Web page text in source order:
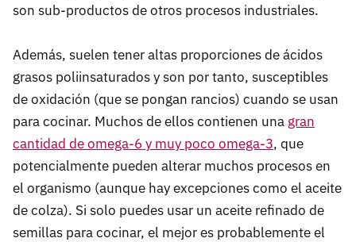
son sub-productos de otros procesos industriales.
Además, suelen tener altas proporciones de ácidos
grasos poliinsaturados y son por tanto, susceptibles
de oxidación (que se pongan rancios) cuando se usan
para cocinar. Muchos de ellos contienen una gran
cantidad de omega-6 y muy poco omega-3, que
potencialmente pueden alterar muchos procesos en
el organismo (aunque hay excepciones como el aceite
de colza). Si solo puedes usar un aceite refinado de
semillas para cocinar, el mejor es probablemente el